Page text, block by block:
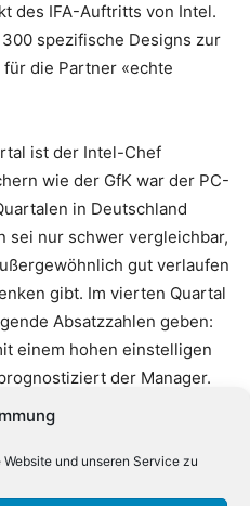
und unseren Service zu
des IFA-Auftritts von Intel.
spezifische Designs zur
die Partner «echte
ist der Intel-Chef
wie der GfK war der PC-
in Deutschland
sei nur schwer vergleichbar,
gut verlaufen
gibt. Im vierten Quartal
Absatzzahlen geben:
einem hohen einstelligen
der Manager.
Prozessoren seien bereits
sollen die Skylake-
zwischen 25 und 30